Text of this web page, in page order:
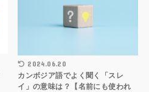
2024.06.20
カンボジア語でよく聞く「スレ
イ」の意味は？【名前にも使われ